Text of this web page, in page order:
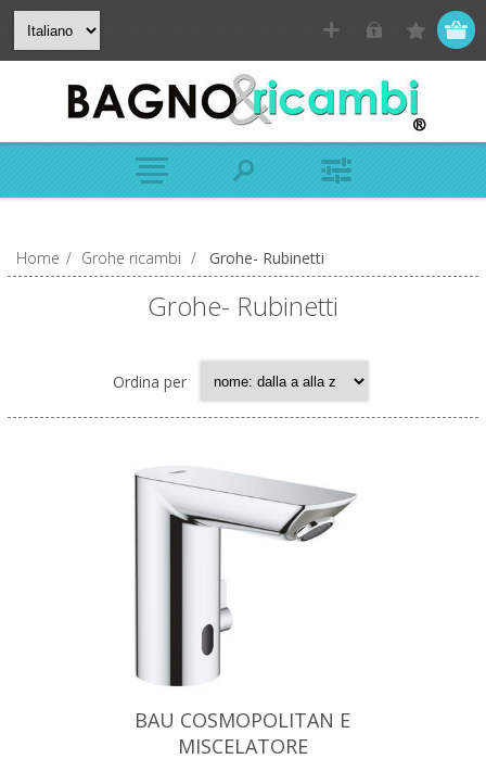
Home / Grohe ricambi / Grohe- Rubinetti
Grohe- Rubinetti
Ordina per
BAU COSMOPOLITAN E
MISCELATORE